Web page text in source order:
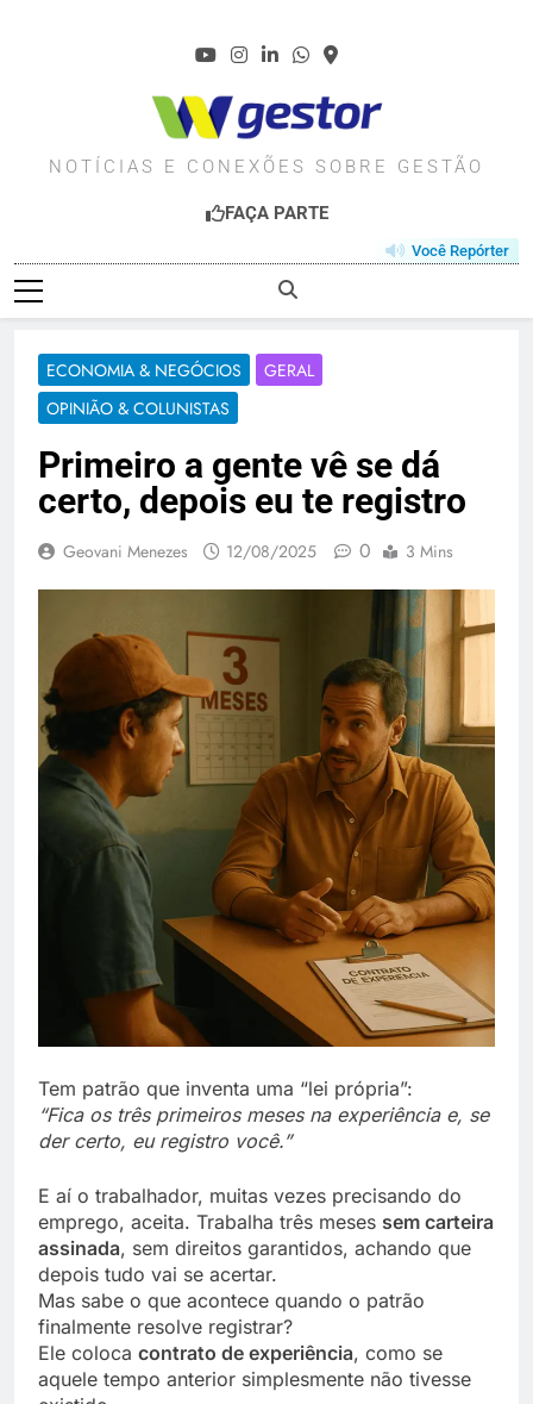
WGESTOR.COM.BR
NOTÍCIAS E CONEXÕES SOBRE GESTÃO
FAÇA PARTE
Você Repórter
ECONOMIA & NEGÓCIOS
GERAL
OPINIÃO & COLUNISTAS
Primeiro a gente vê se dá
certo, depois eu te registro
Geovani Menezes 12/08/2025 0 3 Mins
Tem patrão que inventa uma “lei própria”:
“Fica os três primeiros meses na experiência e, se
der certo, eu registro você.”
E aí o trabalhador, muitas vezes precisando do
emprego, aceita. Trabalha três meses sem carteira
assinada, sem direitos garantidos, achando que
depois tudo vai se acertar.
Mas sabe o que acontece quando o patrão
finalmente resolve registrar?
Ele coloca contrato de experiência, como se
aquele tempo anterior simplesmente não tivesse